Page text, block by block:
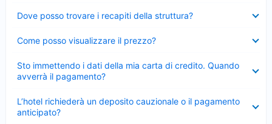
Dove posso trovare i recapiti della struttura?
chiuso
Come posso visualizzare il prezzo?
chiuso
Sto immettendo i dati della mia carta di credito. Quando
avverrà il pagamento?
chiuso
L’hotel richiederà un deposito cauzionale o il pagamento
anticipato?
chiuso